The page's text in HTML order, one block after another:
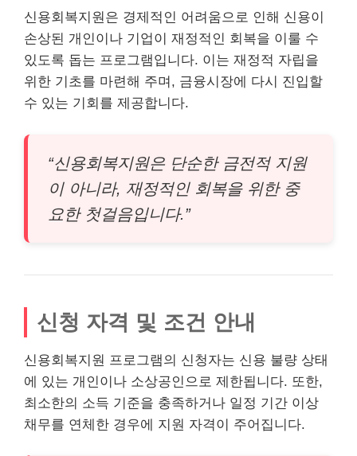
신용회복지원은 경제적인 어려움으로 인해 신용이
손상된 개인이나 기업이 재정적인 회복을 이룰 수
있도록 돕는 프로그램입니다. 이는 재정적 자립을
위한 기초를 마련해 주며, 금융시장에 다시 진입할
수 있는 기회를 제공합니다.
“신용회복지원은 단순한 금전적 지원
이 아니라, 재정적인 회복을 위한 중
요한 첫걸음입니다.”
신청 자격 및 조건 안내
신용회복지원 프로그램의 신청자는 신용 불량 상태
에 있는 개인이나 소상공인 으로 제한됩니다. 또한,
최소한의 소득 기준을 충족하거나 일정 기간 이상
채무를 연체한 경우에 지원 자격이 주어집니다.